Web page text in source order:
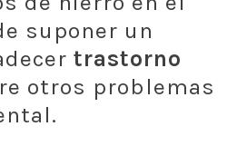
suponer un
trastorno
otros problemas